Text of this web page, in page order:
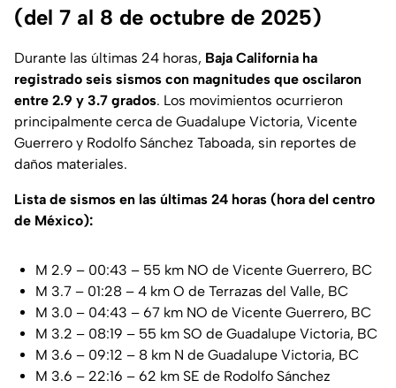
(del 7 al 8 de octubre de 2025)
Durante las últimas 24 horas, Baja California ha
registrado seis sismos con magnitudes que oscilaron
entre 2.9 y 3.7 grados. Los movimientos ocurrieron
principalmente cerca de Guadalupe Victoria, Vicente
Guerrero y Rodolfo Sánchez Taboada, sin reportes de
daños materiales.
Lista de sismos en las últimas 24 horas (hora del centro
de México):
M 2.9 – 00:43 – 55 km NO de Vicente Guerrero, BC
M 3.7 – 01:28 – 4 km O de Terrazas del Valle, BC
M 3.0 – 04:43 – 67 km NO de Vicente Guerrero, BC
M 3.2 – 08:19 – 55 km SO de Guadalupe Victoria, BC
M 3.6 – 09:12 – 8 km N de Guadalupe Victoria, BC
M 3.6 – 22:16 – 62 km SE de Rodolfo Sánchez